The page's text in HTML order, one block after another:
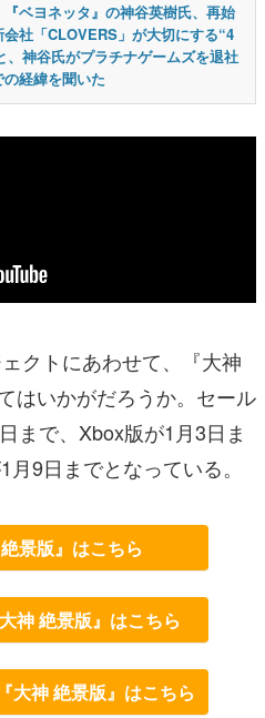
『ベヨネッタ』の神谷英樹氏、再始
社「CLOVERS」が大切にする“4
、神谷氏がプラチナゲームズを退社
経緯を聞いた
クトにあわせて、『大神
はいかがだろうか。セール
まで、Xbox版が1月3日ま
9日までとなっている。
景版』はこちら
神 絶景版』はこちら
神 絶景版』はこちら